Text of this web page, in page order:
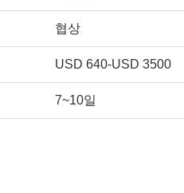
협상
USD 640-USD 3500
7~10일